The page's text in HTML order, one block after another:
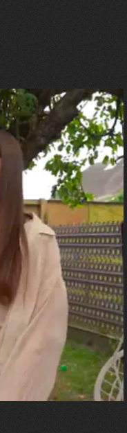
моря,
Я ледве
племінницю"